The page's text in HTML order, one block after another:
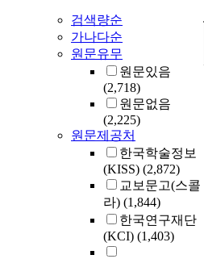
검색량순
가나다순
원문유무
원문있음
(2,718)
원문없음
(2,225)
원문제공처
한국학술정보
(KISS) (2,872)
교보문고(스콜
라) (1,844)
한국연구재단
(KCI) (1,403)